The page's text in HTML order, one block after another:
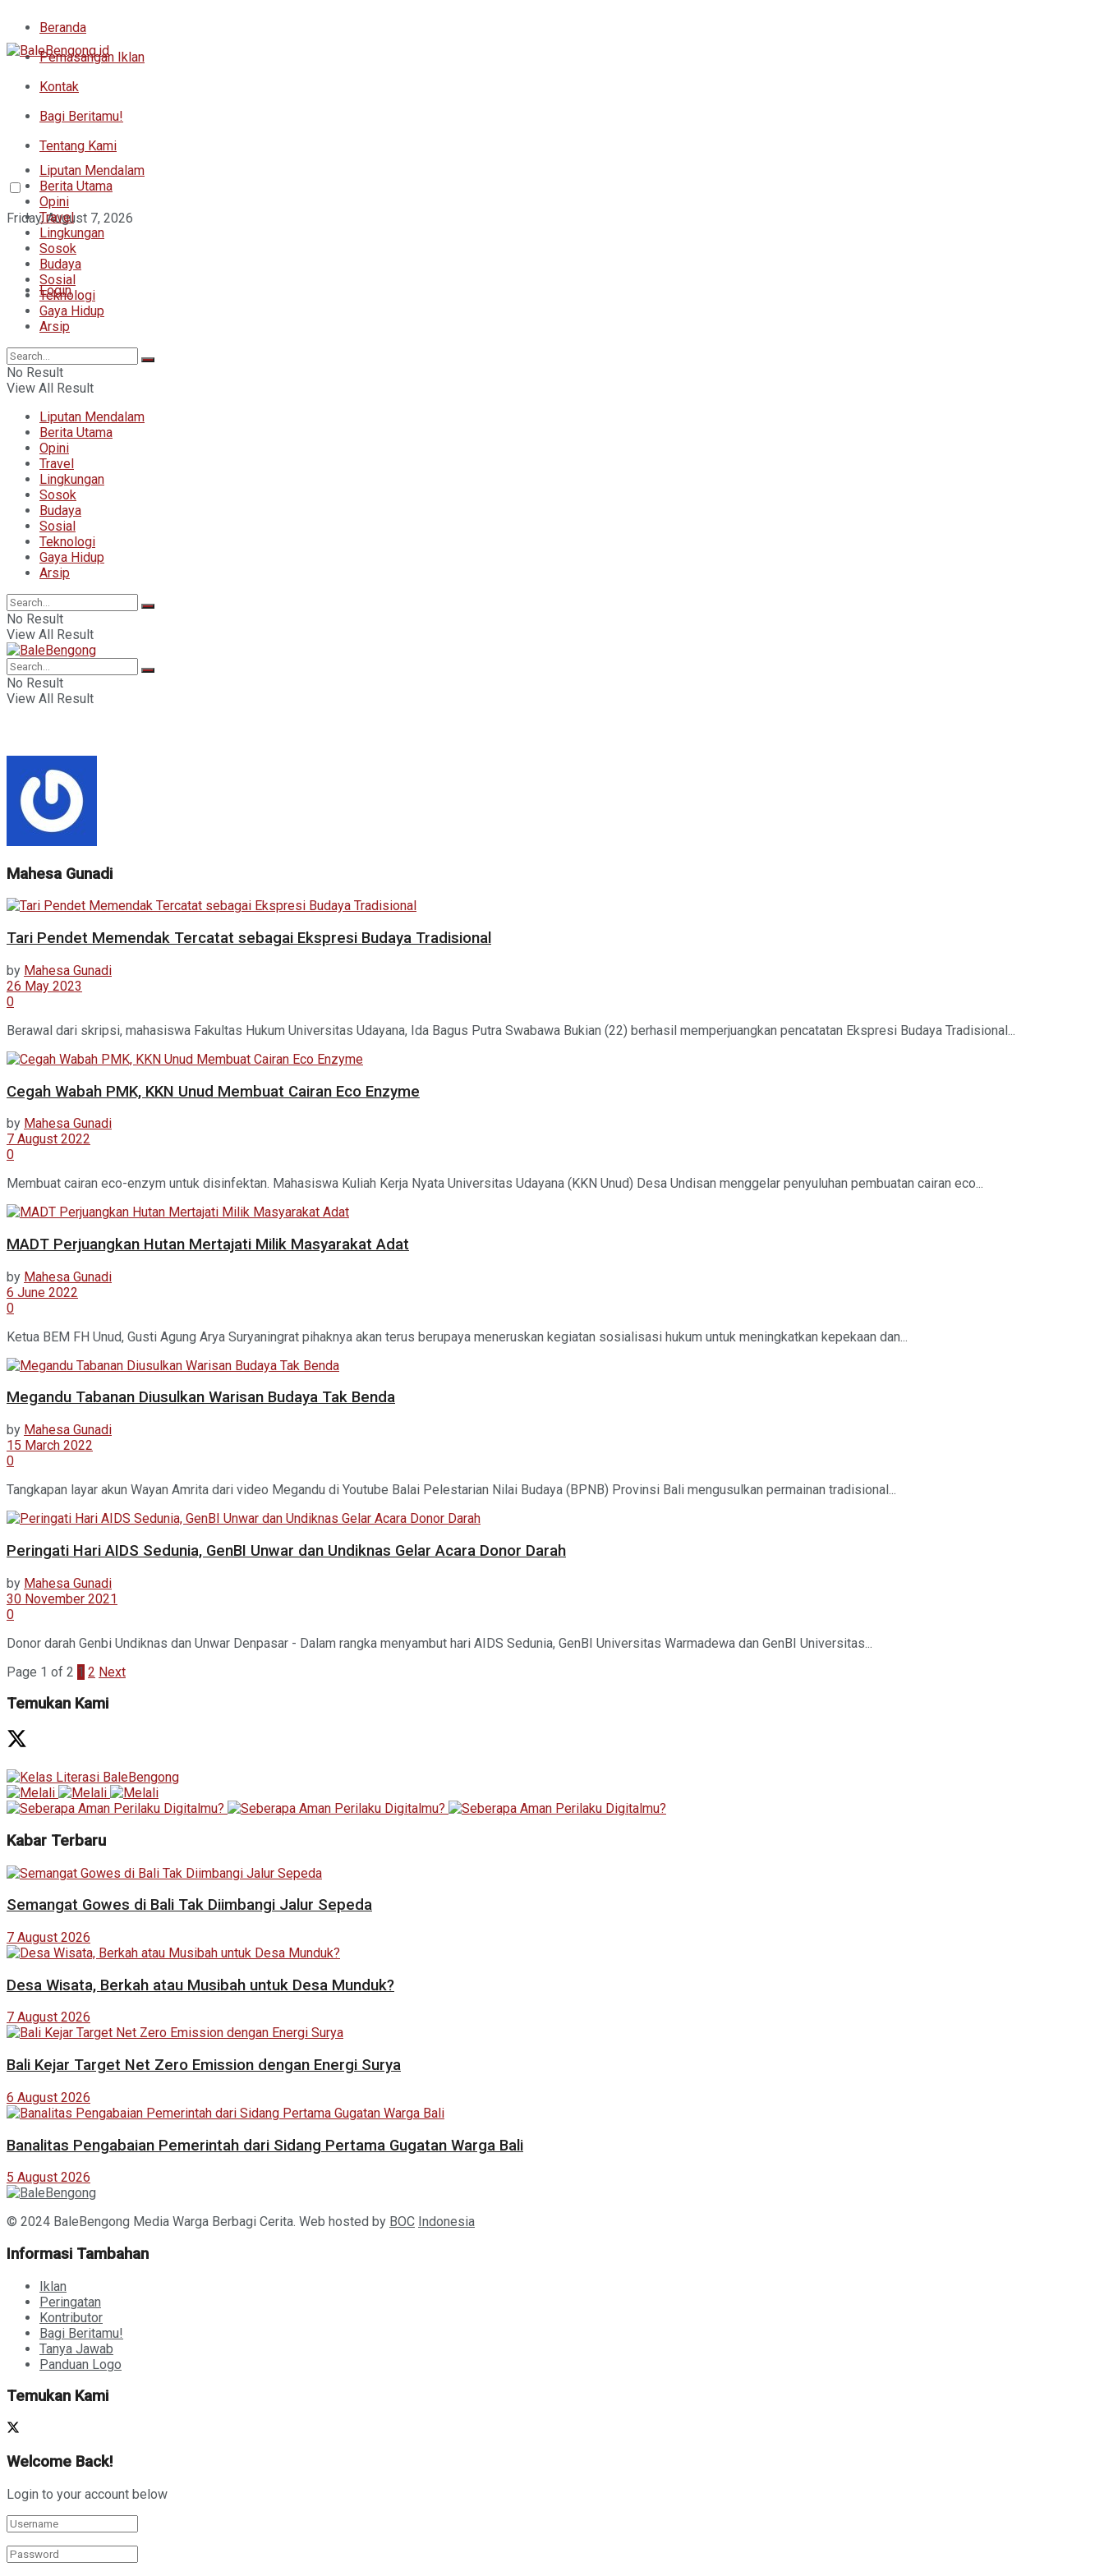
Beranda
Pemasangan Iklan
Kontak
Bagi Beritamu!
Tentang Kami
Friday, August 7, 2026
Login
Liputan Mendalam
Berita Utama
Opini
Travel
Lingkungan
Sosok
Budaya
Sosial
Teknologi
Gaya Hidup
Arsip
No Result
View All Result
Liputan Mendalam
Berita Utama
Opini
Travel
Lingkungan
Sosok
Budaya
Sosial
Teknologi
Gaya Hidup
Arsip
No Result
View All Result
No Result
View All Result
Mahesa Gunadi
Tari Pendet Memendak Tercatat sebagai Ekspresi Budaya Tradisional
by Mahesa Gunadi
26 May 2023
0
Berawal dari skripsi, mahasiswa Fakultas Hukum Universitas Udayana, Ida Bagus Putra Swabawa Bukian (22) berhasil memperjuangkan pencatatan Ekspresi Budaya Tradisional...
Cegah Wabah PMK, KKN Unud Membuat Cairan Eco Enzyme
by Mahesa Gunadi
7 August 2022
0
Membuat cairan eco-enzym untuk disinfektan. Mahasiswa Kuliah Kerja Nyata Universitas Udayana (KKN Unud) Desa Undisan menggelar penyuluhan pembuatan cairan eco...
MADT Perjuangkan Hutan Mertajati Milik Masyarakat Adat
by Mahesa Gunadi
6 June 2022
0
Ketua BEM FH Unud, Gusti Agung Arya Suryaningrat pihaknya akan terus berupaya meneruskan kegiatan sosialisasi hukum untuk meningkatkan kepekaan dan...
Megandu Tabanan Diusulkan Warisan Budaya Tak Benda
by Mahesa Gunadi
15 March 2022
0
Tangkapan layar akun Wayan Amrita dari video Megandu di Youtube Balai Pelestarian Nilai Budaya (BPNB) Provinsi Bali mengusulkan permainan tradisional...
Peringati Hari AIDS Sedunia, GenBI Unwar dan Undiknas Gelar Acara Donor Darah
by Mahesa Gunadi
30 November 2021
0
Donor darah Genbi Undiknas dan Unwar Denpasar - Dalam rangka menyambut hari AIDS Sedunia, GenBI Universitas Warmadewa dan GenBI Universitas...
Page 1 of 2 1 2 Next
Temukan Kami
Kabar Terbaru
Semangat Gowes di Bali Tak Diimbangi Jalur Sepeda
7 August 2026
Desa Wisata, Berkah atau Musibah untuk Desa Munduk?
7 August 2026
Bali Kejar Target Net Zero Emission dengan Energi Surya
6 August 2026
Banalitas Pengabaian Pemerintah dari Sidang Pertama Gugatan Warga Bali
5 August 2026
© 2024 BaleBengong Media Warga Berbagi Cerita. Web hosted by BOC Indonesia
Informasi Tambahan
Iklan
Peringatan
Kontributor
Bagi Beritamu!
Tanya Jawab
Panduan Logo
Temukan Kami
Welcome Back!
Login to your account below